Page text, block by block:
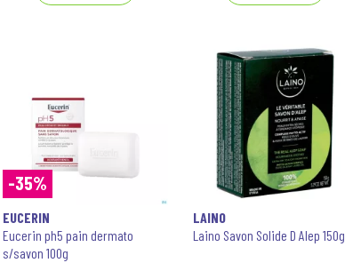
-35%
EUCERIN
Eucerin ph5 pain dermato
s/savon 100g
LAINO
Laino Savon Solide D Alep 150g